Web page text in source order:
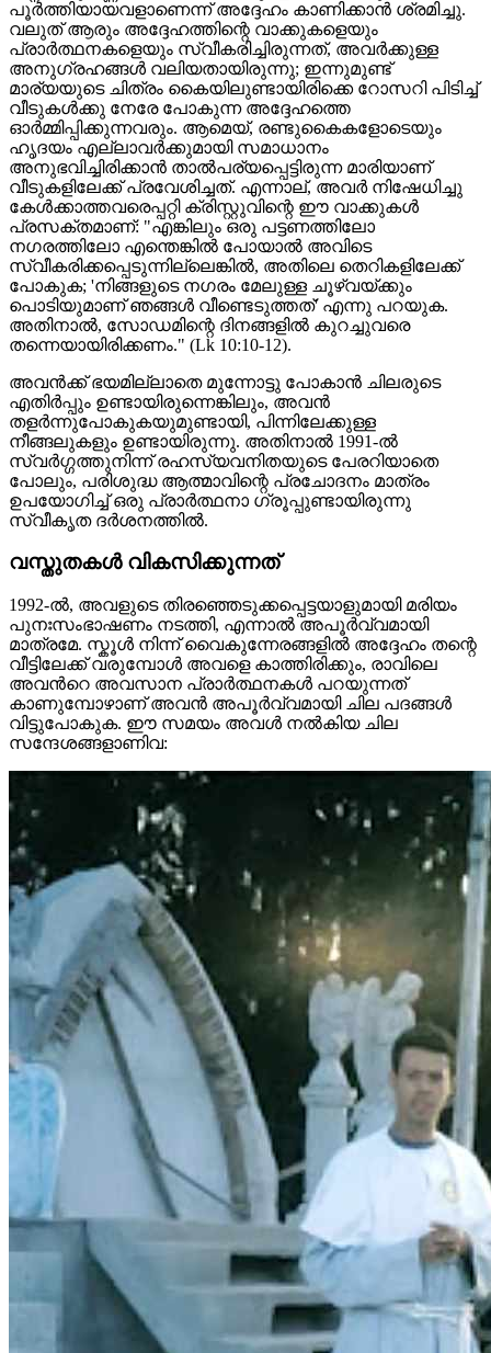
പൂർത്തിയായവളാണെന്ന് അദ്ദേഹം കാണിക്കാൻ ശ്രമിച്ചു.
വലുത് ആരും അദ്ദേഹത്തിന്റെ വാക്കുകളെയും
പ്രാർത്ഥനകളെയും സ്വീകരിച്ചിരുന്നത്, അവർക്കുള്ള
അനുഗ്രഹങ്ങൾ വലിയതായിരുന്നു; ഇന്നുമുണ്ട്
മാര്യയുടെ ചിത്രം കൈയിലുണ്ടായിരിക്കെ റോസറി പിടിച്ച്
വീടുകൾക്കു നേരേ പോകുന്ന അദ്ദേഹത്തെ
ഓർമ്മിപ്പിക്കുന്നവരും. ആമെയ്, രണ്ടുകൈകളോടെയും
ഹൃദയം എല്ലാവർക്കുമായി സമാധാനം
അനുഭവിച്ചിരിക്കാൻ താൽപര്യപ്പെട്ടിരുന്ന മാരിയാണ്
വീടുകളിലേക്ക് പ്രവേശിച്ചത്. എന്നാല്, അവർ നിഷേധിച്ചു
കേൾക്കാത്തവരെപ്പറ്റി ക്രിസ്റ്റുവിന്റെ ഈ വാക്കുകൾ
പ്രസക്തമാണ്: "എങ്കിലും ഒരു പട്ടണത്തിലോ
നഗരത്തിലോ എന്തെങ്കിൽ പോയാൽ അവിടെ
സ്വീകരിക്കപ്പെടുന്നില്ലെങ്കിൽ, അതിലെ തെറികളിലേക്ക്
പോകുക; 'നിങ്ങളുടെ നഗരം മേലുള്ള ചൂഴ്‌വയ്ക്കും
പൊടിയുമാണ് ഞങ്ങൾ വീണ്ടെടുത്തത്' എന്നു പറയുക.
അതിനാൽ, സോഡമിന്റെ ദിനങ്ങളിൽ കുറച്ചുവരെ
തന്നെയായിരിക്കണം." (Lk 10:10-12).
അവന്‍ക്ക് ഭയമില്ലാതെ മുന്നോട്ടു പോകാൻ ചിലരുടെ
എതിർപ്പും ഉണ്ടായിരുന്നെങ്കിലും, അവൻ
തളർന്നുപോകുകയുമുണ്ടായി, പിന്നിലേക്കുള്ള
നീങ്ങലുകളും ഉണ്ടായിരുന്നു. അതിനാൽ 1991-ൽ
സ്വർഗ്ഗത്തുനിന്ന് രഹസ്യവനിതയുടെ പേരറിയാതെ
പോലും, പരിശുദ്ധ ആത്മാവിന്റെ പ്രചോദനം മാത്രം
ഉപയോഗിച്ച് ഒരു പ്രാർത്ഥനാ ഗ്രൂപ്പുണ്ടായിരുന്നു
സ്വീകൃത ദർശനത്തിൽ.
വസ്തുതകൾ വികസിക്കുന്നത്
1992-ൽ, അവളുടെ തിരഞ്ഞെടുക്കപ്പെട്ടയാളുമായി മരിയം
പുനഃസംഭാഷണം നടത്തി, എന്നാൽ അപൂർവ്വമായി
മാത്രമേ. സ്കൂൾ നിന്ന് വൈകുന്നേരങ്ങളില്‍ അദ്ദേഹം തന്റെ
വീട്ടിലേക്ക് വരുമ്പോൾ അവളെ കാത്തിരിക്കും, രാവിലെ
അവന്‍റെ അവസാന പ്രാർത്ഥനകൾ പറയുന്നത്
കാണുമ്പോഴാണ് അവൻ അപൂർവ്വമായി ചില പദങ്ങൾ
വിട്ടുപോകുക. ഈ സമയം അവൾ നൽകിയ ചില
സന്ദേശങ്ങളാണിവ: